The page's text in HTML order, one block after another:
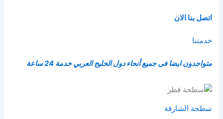
اتصل بنا الان
خدمتنا
متواجدون ايضا فى جميع أنحاء دول الخليج العربي خدمة 24 ساعة
سطحة الشارقة